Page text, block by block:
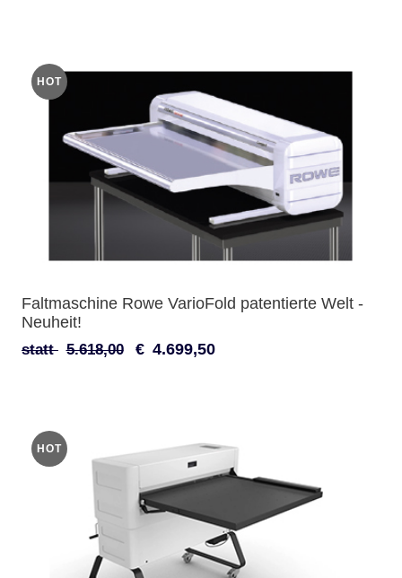
HOT
Faltmaschine Rowe VarioFold patentierte Welt -
Neuheit!
statt 5.618,00 € 4.699,50
HOT